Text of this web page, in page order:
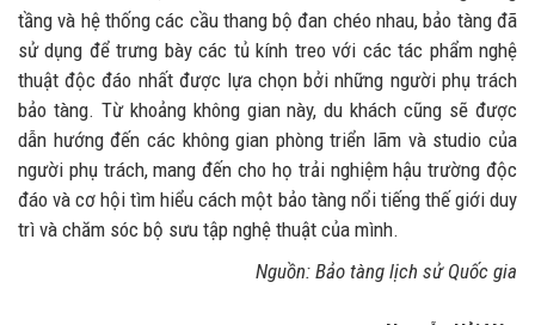
tầng và hệ thống các cầu thang bộ đan chéo nhau, bảo tàng đã
sử dụng để trưng bày các tủ kính treo với các tác phẩm nghệ
thuật độc đáo nhất được lựa chọn bởi những người phụ trách
bảo tàng. Từ khoảng không gian này, du khách cũng sẽ được
dẫn hướng đến các không gian phòng triển lãm và studio của
người phụ trách, mang đến cho họ trải nghiệm hậu trường độc
đáo và cơ hội tìm hiểu cách một bảo tàng nổi tiếng thế giới duy
trì và chăm sóc bộ sưu tập nghệ thuật của mình.
Nguồn: Bảo tàng lịch sử Quốc gia